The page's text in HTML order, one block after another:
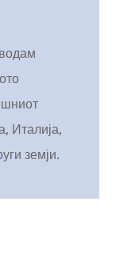
Италија,
земји.